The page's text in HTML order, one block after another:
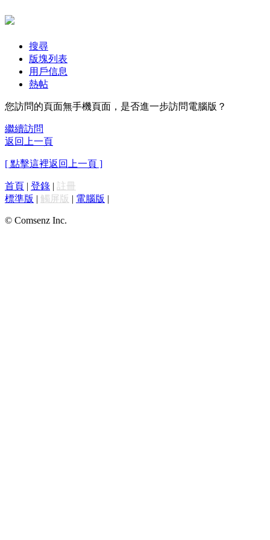
搜尋
版塊列表
用戶信息
熱帖
您訪問的頁面無手機頁面，是否進一步訪問電腦版？
繼續訪問
返回上一頁
[ 點擊這裡返回上一頁 ]
首頁 | 登錄 | 註冊
標準版 | 觸屏版 | 電腦版 |
© Comsenz Inc.